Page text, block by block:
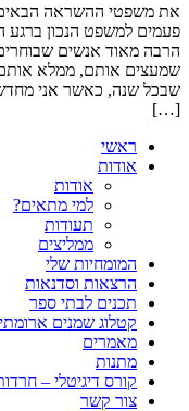
את משפטי ההשראה
פעמים למשפט הנכון ברגע
הרבה מאוד אנשים
שמעצים אותם, ממלא אותם
שבכל שנה, כאשר אני
[…]
ראשי
אודות
אודות
למי מתאים?
תעודות
ממליצים
המומחיות שלי
הרצאות וסדנאות
תכנים לבתי ספר
קטלוג שמנים
מאמרים
מתנות
קורס דיגיטלי –
צור קשר